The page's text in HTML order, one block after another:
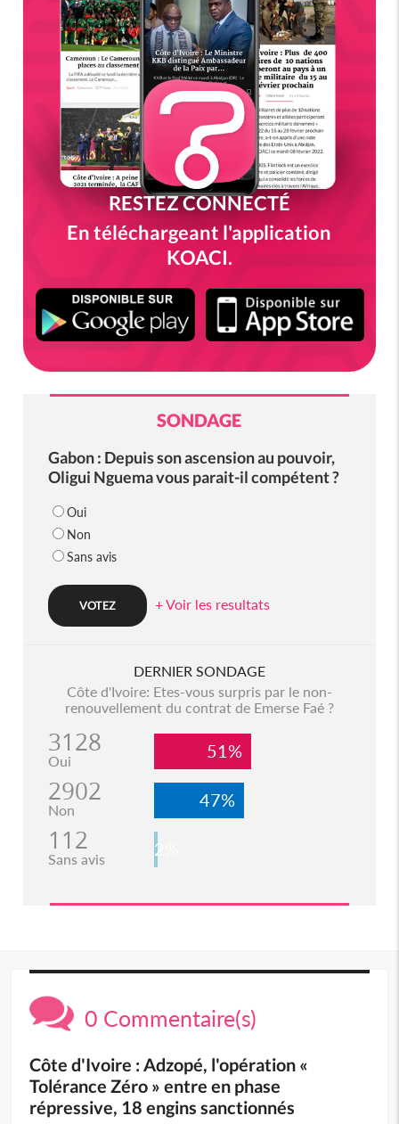
RESTEZ CONNECTÉ
En téléchargeant l'application
KOACI.
SONDAGE
Gabon : Depuis son ascension au pouvoir,
Oligui Nguema vous parait-il compétent ?
Oui
Non
Sans avis
+ Voir les resultats
DERNIER SONDAGE
Côte d'Ivoire: Etes-vous surpris par le non-
renouvellement du contrat de Emerse Faé ?
3128
Oui 51%
2902
Non 47%
112
Sans avis 2%
0 Commentaire(s)
Côte d'Ivoire : Adzopé, l'opération «
Tolérance Zéro » entre en phase
répressive, 18 engins sanctionnés